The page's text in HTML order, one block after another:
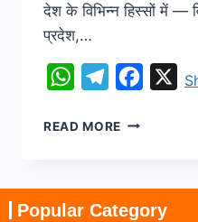
देश के विभिन्न हिस्सों में —
प्रदेश,…
WhatsAppTelegram X
READ MORE
Popular Category